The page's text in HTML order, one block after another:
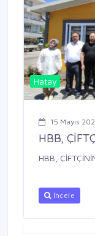
Hatay
15 Mayıs
HBB,
HBB,
İncele